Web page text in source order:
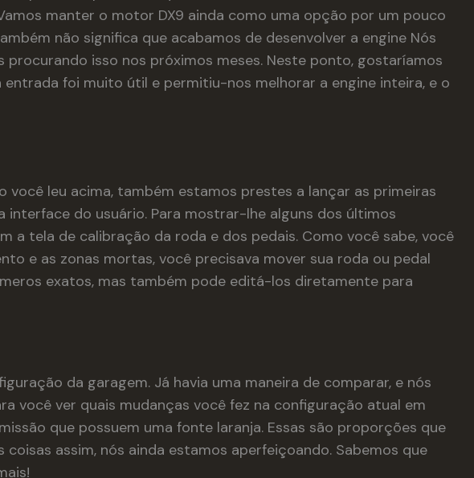
manter o motor DX9 ainda como uma opção por um pouco
não significa que acabamos de desenvolver a engine Nós
isso nos próximos meses. Neste ponto, gostaríamos
foi muito útil e permitiu-nos melhorar a engine inteira, e o
leu acima, também estamos prestes a lançar as primeiras
do usuário. Para mostrar-lhe alguns dos últimos
a tela de calibração da roda e dos pedais. Como você sabe, você
e as zonas mortas, você precisava mover sua roda ou pedal
exatos, mas também pode editá-los diretamente para
da garagem. Já havia uma maneira de comparar, e nós
você ver quais mudanças você fez na configuração atual em
que possuem uma fonte laranja. Essas são proporções que
assim, nós ainda estamos aperfeiçoando. Sabemos que